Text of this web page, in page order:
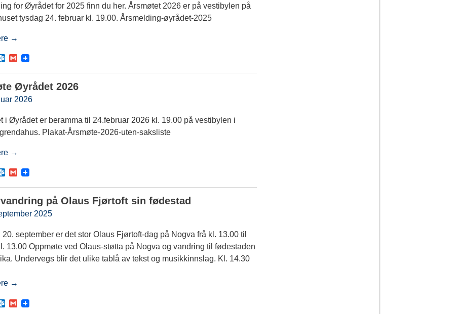
c
o
for Øyrådet for 2025 finn du her. Årsmøtet 2026 er på vestibylen på
tysdag 24. februar kl. 19.00. Årsmelding-øyrådet-2025
→
O
t
l
o
o
c
o
G
a
i
l
Øyrådet 2026
2026
i Øyrådet er beramma til 24.februar 2026 kl. 19.00 på vestibylen i
Plakat-Årsmøte-2026-uten-saksliste
→
O
t
o
o
c
o
G
a
l
på Olaus Fjørtoft sin fødestad
2025
20. september er det stor Olaus Fjørtoft-dag på Nogva frå kl. 13.00 til
13.00 Oppmøte ved Olaus-støtta på Nogva og vandring til fødestaden
Undervegs blir det ulike tablå av tekst og musikkinnslag. Kl. 14.30
→
O
G